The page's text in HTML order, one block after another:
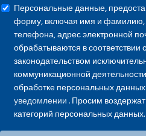
Персональные данные,
форму, включая имя и фамилию,
телефона, адрес электронной
обрабатываются в
законодательством
коммуникационной
обработке персональных
уведомлении . Просим
категорий персональных данных.